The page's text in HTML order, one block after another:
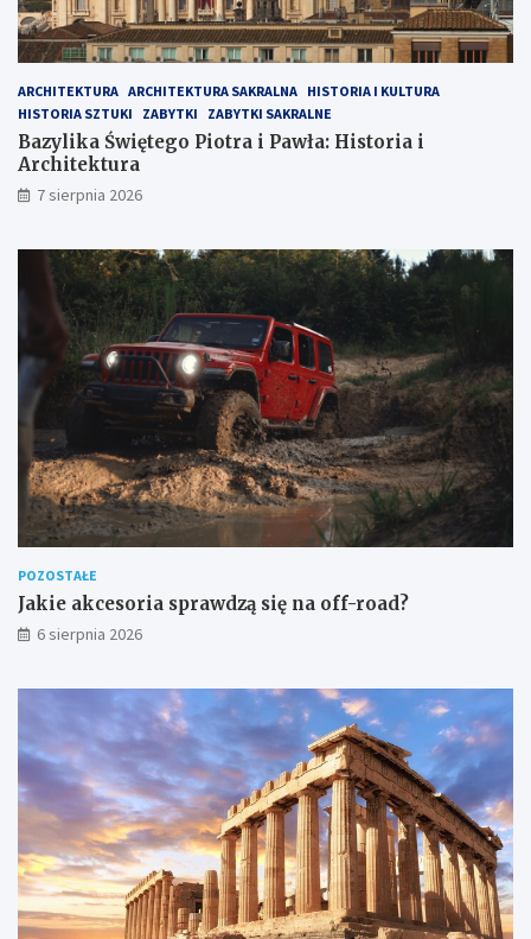
K
a
l
a
b
r
i
i
A
r
c
h
i
t
e
k
t
ARCHITEKTURA ARCHITEKTURA SAKRALNA HISTORIA I KULTURA
HISTORIA SZTUKI
ZABYTKI ZABYTKI SAKRALNE
Bazylika Świętego Piotra i Pawła: Historia i
Architektura
7 sierpnia 2026
POZOSTAŁE
Jakie akcesoria sprawdzą się na off-road?
6 sierpnia 2026